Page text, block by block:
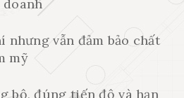
vẫn đảm bảo chất
mỹ
bộ, đúng tiến độ và hạn